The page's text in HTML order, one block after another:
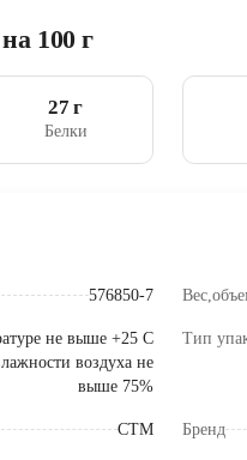
100 г
27 г
Белки
576850-7
не выше +25 С
воздуха не
выше 75%
Тип
СТМ Бренд